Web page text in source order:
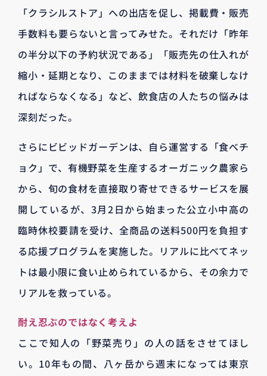
「クラシルストア」への出店を促し、掲載費・販売
手数料も要らないと言ってみせた。それだけ「昨年
の半分以下の予約状況である」「販売先の仕入れが
縮小・延期となり、このままでは材料を破棄しなけ
ればならなくなる」など、飲食店の人たちの悩みは
深刻だった。
さらにビビッドガーデンは、自ら運営する「食べチ
ョク」で、有機野菜を生産するオーガニック農家ら
から、旬の食材を直接取り寄せできるサービスを展
開しているが、3月2日から始まった公立小中高の
臨時休校要請を受け、全商品の送料500円を負担す
る応援プログラムを実施した。リアルに比べてネッ
トは最小限に食い止められているから、その余力で
リアルを救っている。
耐え忍ぶのではなく考えよ
ここで知人の「野菜売り」の人の話をさせてほし
い。10年もの間、八ヶ岳から週末になっては東京